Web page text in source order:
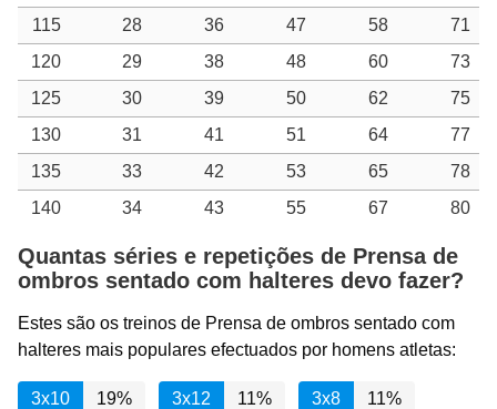
115
28 36 47 58
71
120
29 38 48 60
73
125
30 39 50 62
75
130
31 41 51 64
77
135
33 42 53 65
78
140
34 43 55 67 80
Quantas séries e repetições de Prensa de
ombros sentado com halteres devo fazer?
Estes são os treinos de Prensa de ombros sentado com
halteres mais populares efectuados por homens atletas:
3x10 19% 3x12 11% 3x8 11%